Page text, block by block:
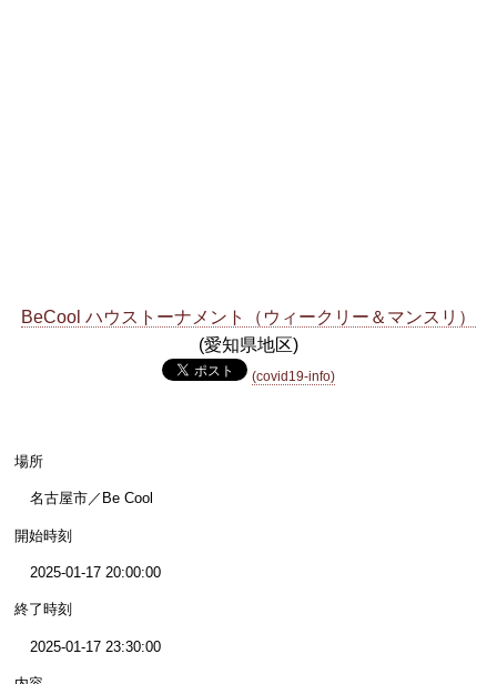
BeCool ハウストーナメント（ウィークリー＆マンスリ）
(愛知県地区)
(covid19-info)
場所
名古屋市／Be Cool
開始時刻
2025-01-17 20:00:00
終了時刻
2025-01-17 23:30:00